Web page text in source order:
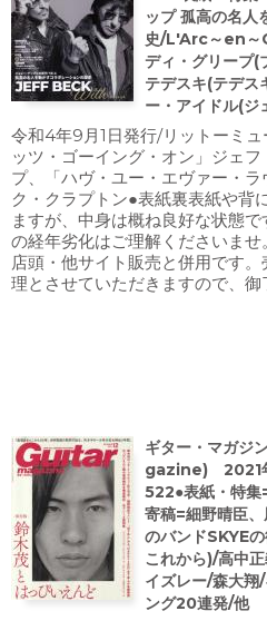
ップ 孤高の名人
史/L'Arc～en～
ディ・グリープ(
テデスキ(テデス
ー・アイドル(ジ
令和4年9月1日発行/リットーミ
ッツ・ゴーイング・オン」ジェ
プ、「ハヴ・ユー・エヴァー・
ク・クラプトン●表紙裏表紙や背
ますが、中身は概ね良好な状態
の経年劣化はご理解くださいま
店頭・他サイト販売と併用です
理とさせていただきますので、御
ギター・マガ
gazine) 2021
522●表紙・特集
寄稿=細野晴臣
のバンドSKYE
これから)/高中
イズレー/森大翔
ング20連発/他